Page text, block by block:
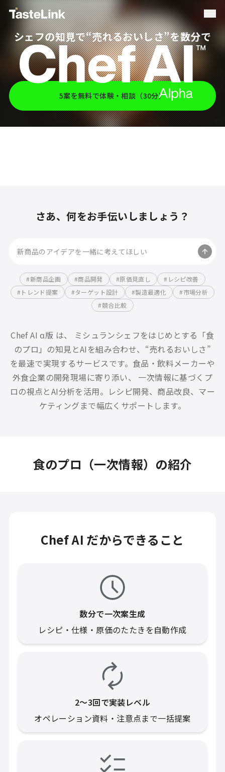
5案を無料で体験・相談（30分）
シェフの知見で“売れるおいしさ”を数分で
さあ、何をお手伝いしましょう？
新商品のアイデアを一緒に考えてほしい
#新商品企画 #商品開発 #原価見直し # レシピ改善
#トレンド提案 #ターゲット設計 #製造最適化 #市場分析
#競合比較
Chef AI α版 は、 ミシュランシェフをはじめとする「食
のプロ」の知見とAIを組み合わせ、“売れるおいしさ”
を最速で実現するサービスです。 食品・飲料メーカーや
外食企業の開発現場に寄り添い、 一次情報に基づくプ
ロの視点とAI分析を活用。 レシピ開発、商品改良、マー
ケティングまで幅広くサポートします。
食のプロ（一次情報）の紹介
Chef AI だからできること
数分で一次案生成
レシピ・仕様・原価のたたきを自動作成
2〜3回で実装レベル
オペレーション資料・注意点まで一括提案